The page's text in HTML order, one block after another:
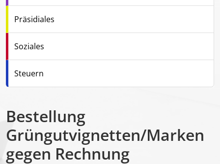
Präsidiales
Soziales
Steuern
Bestellung
Grüngutvignetten/Marken
gegen Rechnung